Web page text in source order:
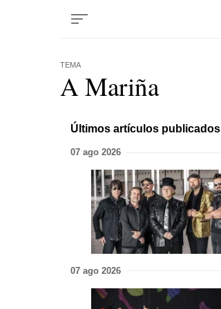
TEMA
A Mariña
Últimos artículos publicados
07 ago 2026
07 ago 2026